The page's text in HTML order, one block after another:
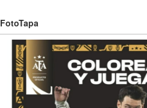
FotoTapa